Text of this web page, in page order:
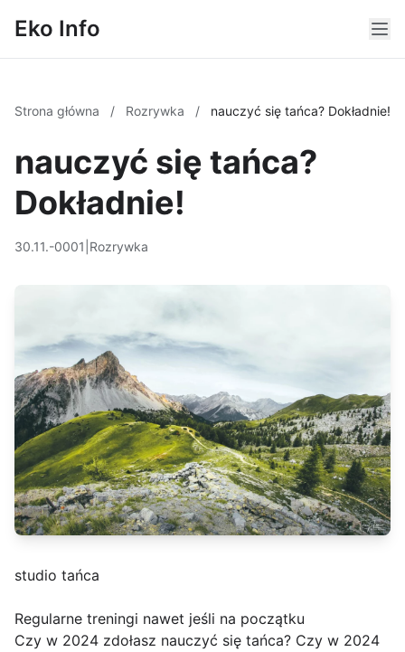
Eko Info
Strona główna / Rozrywka / nauczyć się tańca? Dokładnie!
nauczyć się tańca?
Dokładnie!
30.11.-0001 Rozrywka
studio tańca
Regularne treningi nawet jeśli na początku
Czy w 2024 zdołasz nauczyć się tańca? Czy w 2024